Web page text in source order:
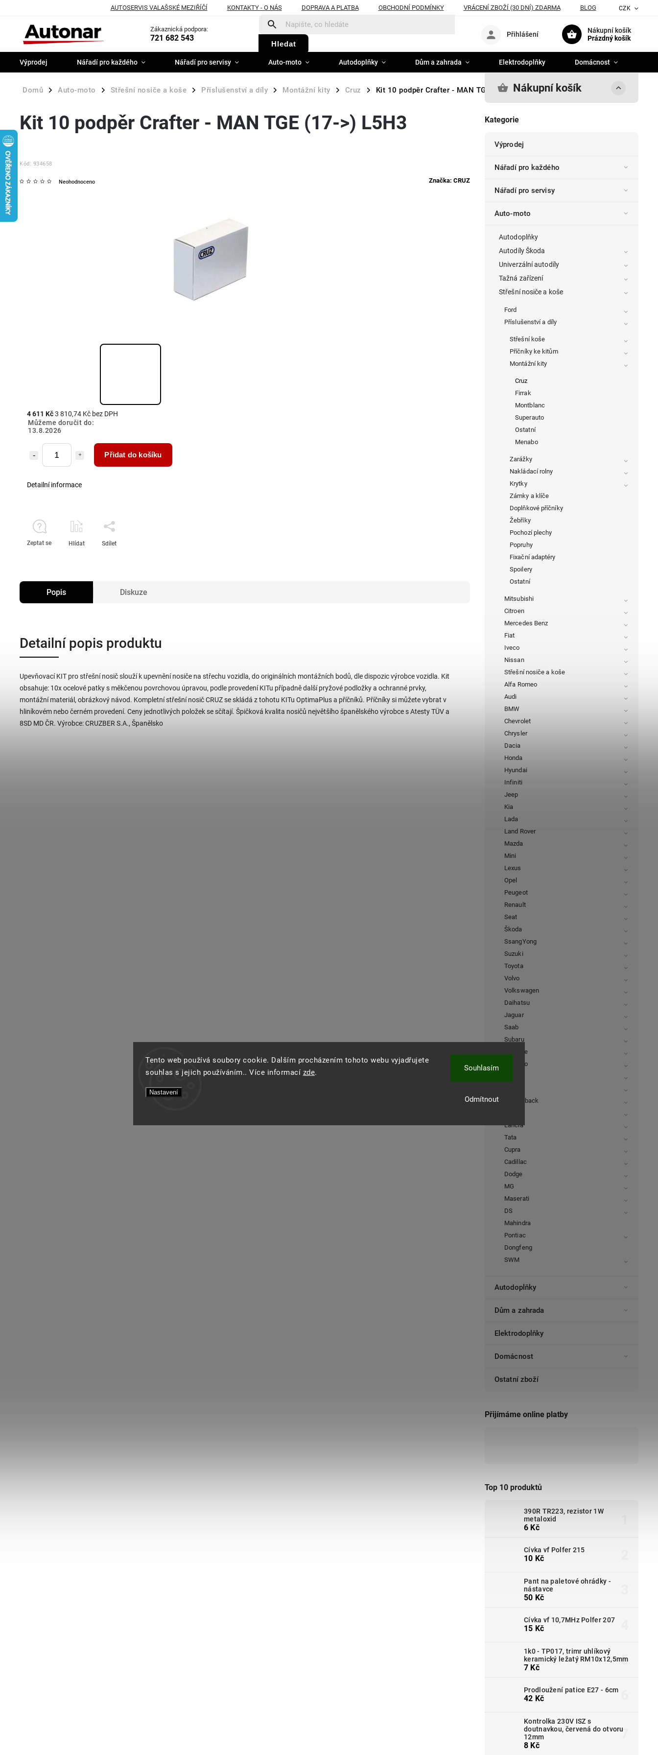
Tento web používá soubory cookie. Dalším procházením tohoto webu vyjadřujete
souhlas s jejich používáním.. Více informací zde.
Nastavení
Odmítnout
Souhlasím
AUTOSERVIS VALAŠSKÉ MEZIŘÍČÍ KONTAKTY - O NÁS DOPRAVA A PLATBA OBCHODNÍ PODMÍNKY VRÁCENÍ ZBOŽÍ (30 DNÍ) ZDARMA BLOG CZK
Zákaznická podpora:
721 682 543
Hledat
Nákupní košík
Prázdný košík
Přihlášení
Výprodej Nářadí pro každého Nářadí pro servisy Auto-moto Autodoplňky Dům a zahrada Elektrodoplňky Domácnost
Domů / Auto-moto / Střešní nosiče a koše / Příslušenství a díly / Montážní kity / Cruz / Kit 10 podpěr Crafter - MAN TGE (17->) L5H3Nákupní košík
Kategorie
Výprodej
Nářadí pro každého
Nářadí pro servisy
Auto-moto
Autodoplňky
Autodíly Škoda
Univerzální autodíly
Tažná zařízení
Střešní nosiče a koše
Ford
Příslušenství a díly
Střešní koše
Příčníky ke kitům
Montážní kity
Cruz
Firrak
Montblanc
Superauto
Ostatní
Menabo
Zarážky
Nakládací rolny
Krytky
Zámky a klíče
Doplňkové příčníky
Žebříky
Pochozí plechy
Popruhy
Fixační adaptéry
Spoilery
Ostatní
Mitsubishi
Citroen
Mercedes Benz
Fiat
Iveco
Nissan
Střešní nosiče a koše
Alfa Romeo
Audi
BMW
Chevrolet
Chrysler
Dacia
Honda
Hyundai
Infiniti
Jeep
Kia
Lada
Land Rover
Mazda
Mini
Lexus
Opel
Peugeot
Renault
Seat
Škoda
SsangYong
Suzuki
Toyota
Volvo
Volkswagen
Daihatsu
Jaguar
Saab
Subaru
Porsche
Daewoo
FiatFullback
Lancia
Tata
Cupra
Cadillac
Dodge
MG
Maserati
DS
Mahindra
Pontiac
Dongfeng
SWM
Autodoplňky
Dům a zahrada
Elektrodoplňky
Domácnost
Ostatní zboží
Přijímáme online platby
Top 10 produktů
390R TR223, rezistor 1W
metaloxid
6 Kč
Cívka vf Polfer 215
10 Kč
Pant na paletové ohrádky -
nástavce
50 Kč
Cívka vf 10,7MHz Polfer 207
15 Kč
1k0 - TP017, trimr uhlíkový
keramický ležatý RM10x12,5mm
7 Kč
Prodloužení patice E27 - 6cm
42 Kč
Kontrolka 230V ISZ s
doutnavkou, červená do otvoru
12mm
8 Kč
Kit 10 podpěr Crafter - MAN TGE (17->) L5H3
Kód: 934658
Neohodnoceno Značka: CRUZ
4 611 Kč3 810,74 Kč bez DPH
Můžeme doručit do:
13.8.2026
Přidat do košíku
Detailní informace
Zeptat se Hlídat Sdílet
Popis Diskuze
Detailní popis produktu
Upevňovací KIT pro střešní nosič slouží k upevnění nosiče na střechu vozidla, do originálních montážních bodů, dle dispozic výrobce vozidla. Kit
obsahuje: 10x ocelové patky s měkčenou povrchovou úpravou, podle provedení KITu případně další pryžové podložky a ochranné prvky,
montážní materiál, obrázkový návod. Kompletní střešní nosič CRUZ se skládá z tohotu KITu OptimaPlus a příčníků. Příčníky si můžete vybrat v
hliníkovém nebo černém provedení. Ceny jednotlivých položek se sčítají. Špičková kvalita nosičů největšího španělského výrobce s Atesty TÜV a
8SD MD ČR. Výrobce: CRUZBER S.A., Španělsko